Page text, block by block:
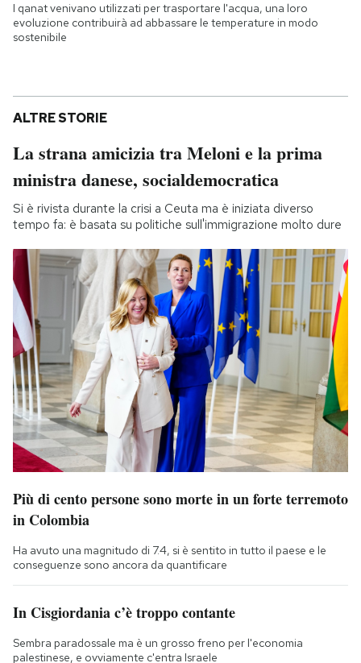
I qanat venivano utilizzati per trasportare l'acqua, una loro
evoluzione contribuirà ad abbassare le temperature in modo
sostenibile
ALTRE STORIE
La strana amicizia tra Meloni e la prima
ministra danese, socialdemocratica
Si è rivista durante la crisi a Ceuta ma è iniziata diverso
tempo fa: è basata su politiche sull'immigrazione molto dure
Più di cento persone sono morte in un forte terremoto
in Colombia
Ha avuto una magnitudo di 7.4, si è sentito in tutto il paese e le
conseguenze sono ancora da quantificare
In Cisgiordania c’è troppo contante
Sembra paradossale ma è un grosso freno per l'economia
palestinese, e ovviamente c'entra Israele